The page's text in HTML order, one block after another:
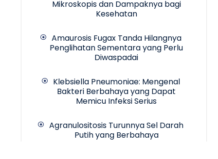
Mikroskopis dan Dampaknya bagi
Kesehatan
Amaurosis Fugax Tanda Hilangnya
Penglihatan Sementara yang Perlu
Diwaspadai
Klebsiella Pneumoniae: Mengenal
Bakteri Berbahaya yang Dapat
Memicu Infeksi Serius
Agranulositosis Turunnya Sel Darah
Putih yang Berbahaya